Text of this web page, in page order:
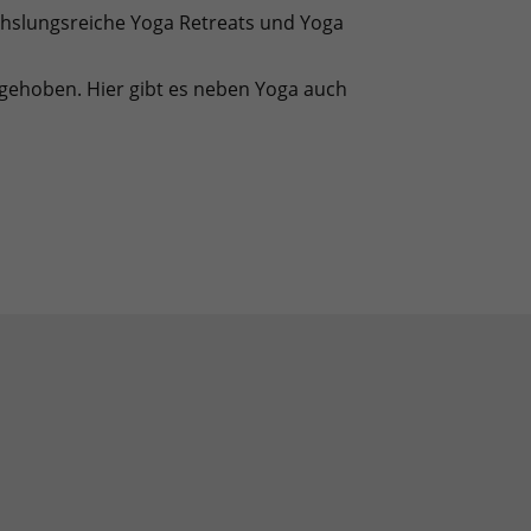
Yoga Retreats und Yoga
Hier gibt es neben Yoga auch